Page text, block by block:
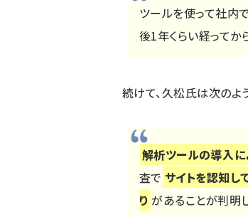
ツールを使って社内
後1年くらい経ってか
続けて、久松氏は次のよ
解析ツールの導入に
査で サイトを認知し
り があることが判明